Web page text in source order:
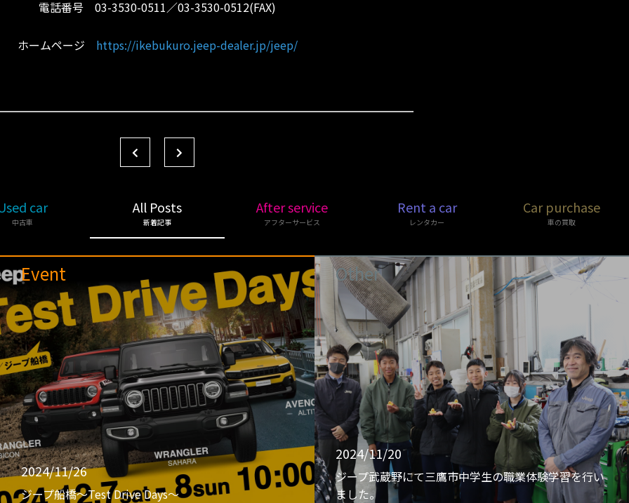
電話番号 03-3530-0511／03-3530-0512(FAX)
ホームページ https://ikebukuro.jeep-dealer.jp/jeep/
car
中古車
All Posts
新着記事
After service
アフターサービス
Rent a car
レンタカー
Car purchase
車の買取
Event
2024/11/26
ジープ船橋〜Test Drive Days〜
Other
2024/11/20
ジープ武蔵野にて三鷹市中学生の職業体験学習を行い
ました。